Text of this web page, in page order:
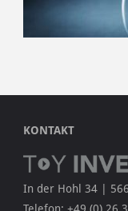
KONTAKT
In der Hohl 34 |